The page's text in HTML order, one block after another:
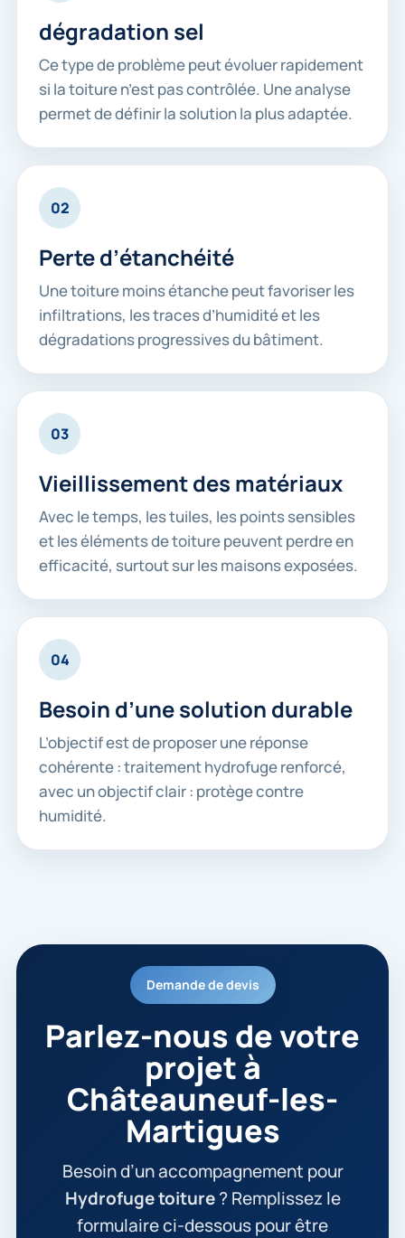
dégradation sel
Ce type de problème peut évoluer rapidement
si la toiture n’est pas contrôlée. Une analyse
permet de définir la solution la plus adaptée.
02
Perte d’étanchéité
Une toiture moins étanche peut favoriser les
infiltrations, les traces d’humidité et les
dégradations progressives du bâtiment.
03
Vieillissement des matériaux
Avec le temps, les tuiles, les points sensibles
et les éléments de toiture peuvent perdre en
efficacité, surtout sur les maisons exposées.
04
Besoin d’une solution durable
L’objectif est de proposer une réponse
cohérente : traitement hydrofuge renforcé,
avec un objectif clair : protège contre
humidité.
Demande de devis
Parlez-nous de votre
projet à
Châteauneuf-les-
Martigues
Besoin d’un accompagnement pour
Hydrofuge toiture? Remplissez le
formulaire ci-dessous pour être